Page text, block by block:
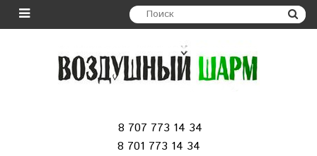
8 707 773 14 34
8 701 773 14 34